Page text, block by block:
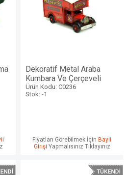
Dekoratif Metal Araba
Kumbara Ve Çerçeveli
Ürün Kodu: C0236
Stok: -1
Fiyatları Görebilmek İçin Bayii
Girişi Yapmalısınız Tıklayınız